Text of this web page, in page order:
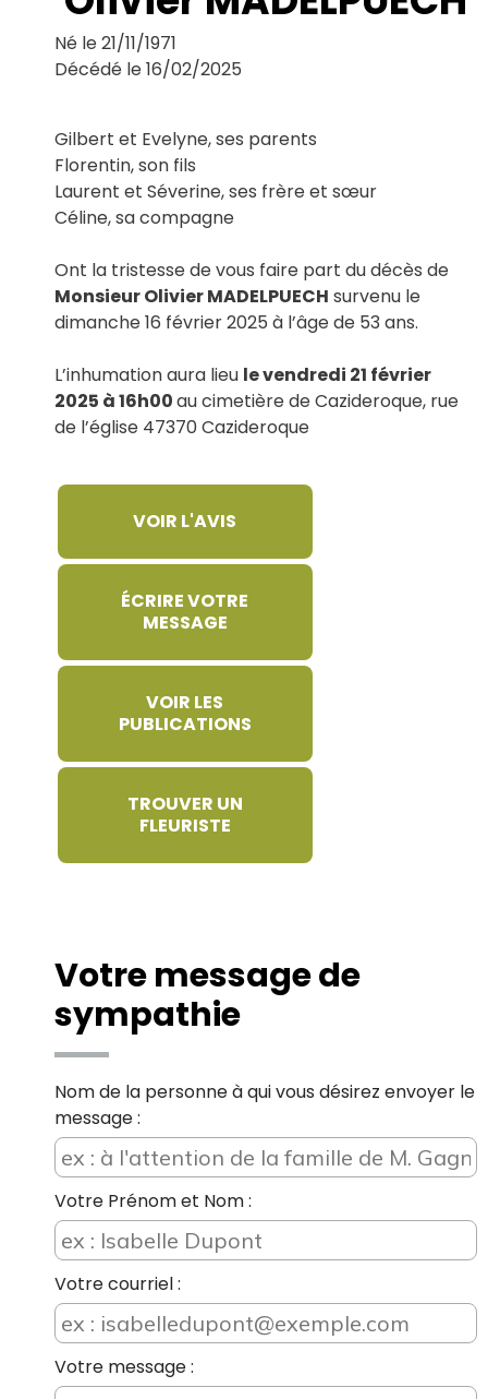
Le Haillan
Le Taillan-Médoc
Lormont
Martignas-sur-Jalle
Parempuyre
Pessac
Saint-Aubin-de-Médoc
Saint-Louis-de-Montferrand
Saint-Médard-en-Jalles
Talence
Né le 21/11/1971
Décédé le 16/02/2025
Gilbert et Evelyne, ses parents
Florentin, son fils
Laurent et Séverine, ses frère et sœur
Céline, sa compagne
Ont la tristesse de vous faire part du décès de
Monsieur Olivier MADELPUECH survenu le
dimanche 16 février 2025 à l’âge de 53 ans.
L’inhumation aura lieu le vendredi 21 février
2025 à 16h00au cimetière de Cazideroque, rue
de l’église 47370 Cazideroque
VOIR L'AVIS
ÉCRIRE VOTRE
MESSAGE
VOIR LES
PUBLICATIONS
TROUVER UN
FLEURISTE
Votre message de
sympathie
Nom de la personne à qui vous désirez envoyer le
message :
Votre Prénom et Nom :
Votre courriel :
Votre message :